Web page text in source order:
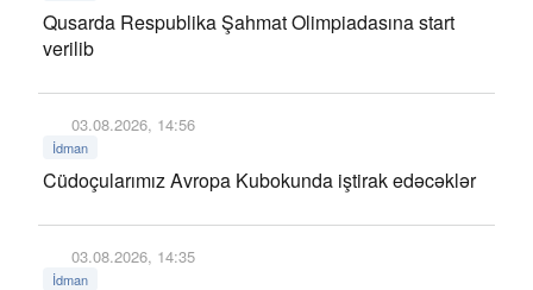
Qusarda Respublika Şahmat Olimpiadasına start
verilib
03.08.2026, 14:56
İdman
Cüdoçularımız Avropa Kubokunda iştirak edəcəklər
03.08.2026, 14:35
İdman